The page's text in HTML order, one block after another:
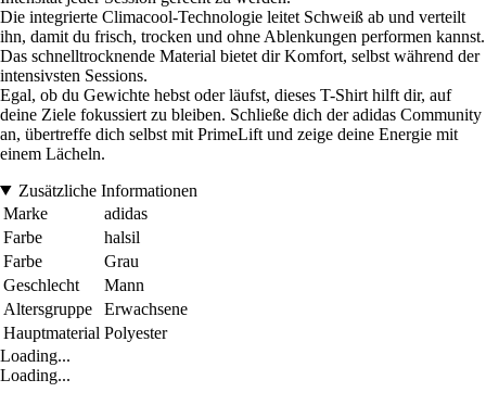
Die integrierte Climacool-Technologie leitet Schweiß ab und verteilt
ihn, damit du frisch, trocken und ohne Ablenkungen performen kannst.
Das schnelltrocknende Material bietet dir Komfort, selbst während der
intensivsten Sessions.
Egal, ob du Gewichte hebst oder läufst, dieses T-Shirt hilft dir, auf
deine Ziele fokussiert zu bleiben. Schließe dich der adidas Community
an, übertreffe dich selbst mit PrimeLift und zeige deine Energie mit
einem Lächeln.
Zusätzliche Informationen
Marke
adidas
Farbe
halsil
Farbe
Grau
Geschlecht
Mann
Altersgruppe
Erwachsene
Hauptmaterial Polyester
Loading...
Loading...